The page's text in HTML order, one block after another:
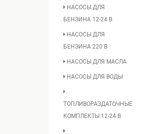
НАСОСЫ ДЛЯ
БЕНЗИНА 12-24 В
НАСОСЫ ДЛЯ
БЕНЗИНА 220 В
НАСОСЫ ДЛЯ МАСЛА
НАСОСЫ ДЛЯ ВОДЫ
ТОПЛИВОРАЗДАТОЧНЫЕ
КОМПЛЕКТЫ 12-24 В